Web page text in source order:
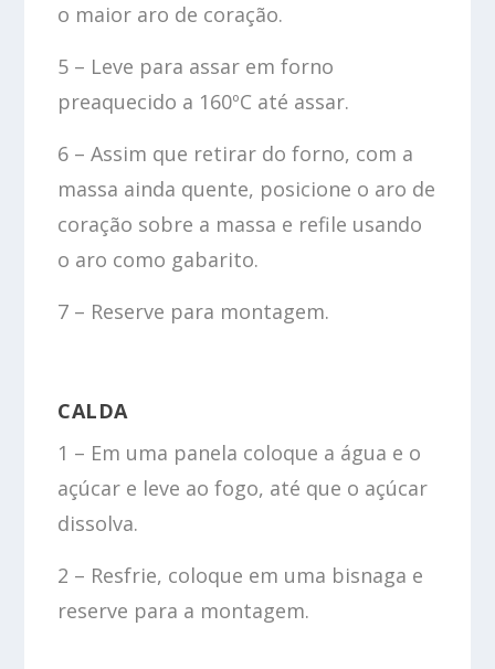
o maior aro de coração.
5 – Leve para assar em forno
preaquecido a 160ºC até assar.
6 – Assim que retirar do forno, com a
massa ainda quente, posicione o aro de
coração sobre a massa e refile usando
o aro como gabarito.
7 – Reserve para montagem.
CALDA
1 – Em uma panela coloque a água e o
açúcar e leve ao fogo, até que o açúcar
dissolva.
2 – Resfrie, coloque em uma bisnaga e
reserve para a montagem.